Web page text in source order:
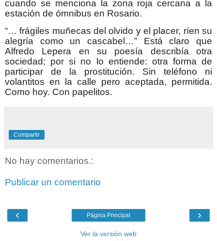
cuando se menciona la zona roja cercana a la
estación de ómnibus en Rosario.
“… frágiles muñecas del olvido y el placer, ríen su
alegría como un cascabel…” Está claro que
Alfredo Lepera en su poesía describía otra
sociedad; por si no lo entiende: otra forma de
participar de la prostitución. Sin teléfono ni
volantitos en la calle pero aceptada, permitida.
Como hoy. Con papelitos.
Compartir
No hay comentarios.:
Publicar un comentario
‹ ›
Página Principal
Ver la versión web